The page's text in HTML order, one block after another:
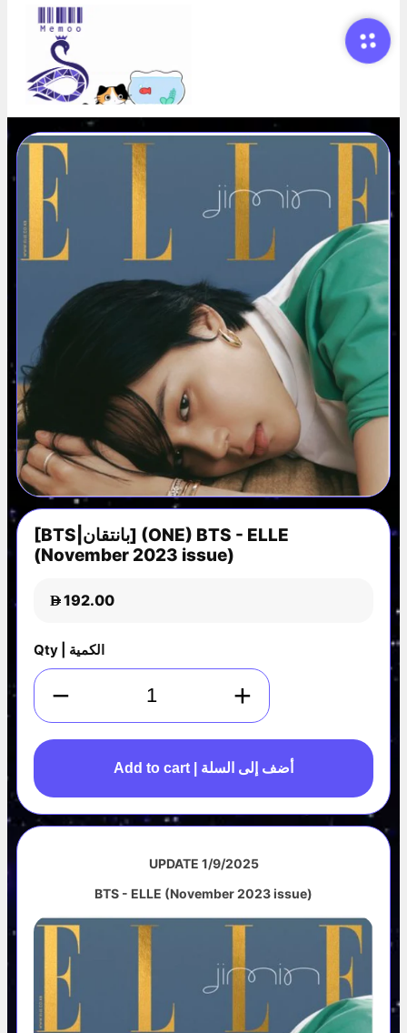
[BTS|بانتقان] (ONE) BTS - ELLE
(November 2023 issue)
D192.00
Qty | الكمية
− +
Add to cart | أضف إلى السلة
UPDATE 1/9/2025
BTS - ELLE (November 2023 issue)